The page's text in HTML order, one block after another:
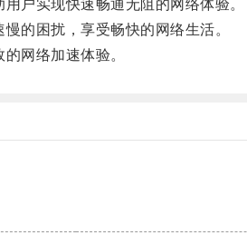
户实现快速畅通无阻的网络体验。
的困扰，享受畅快的网络生活。
网络加速体验。